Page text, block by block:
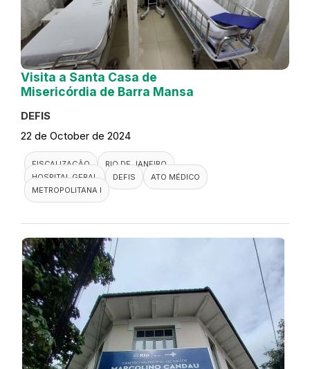
Visita a Santa Casa de
Misericórdia de Barra Mansa
DEFIS
22 de October de 2024
FISCALIZAÇÃO
RIO DE JANEIRO
HOSPITAL GERAL
DEFIS
ATO MÉDICO
METROPOLITANA I